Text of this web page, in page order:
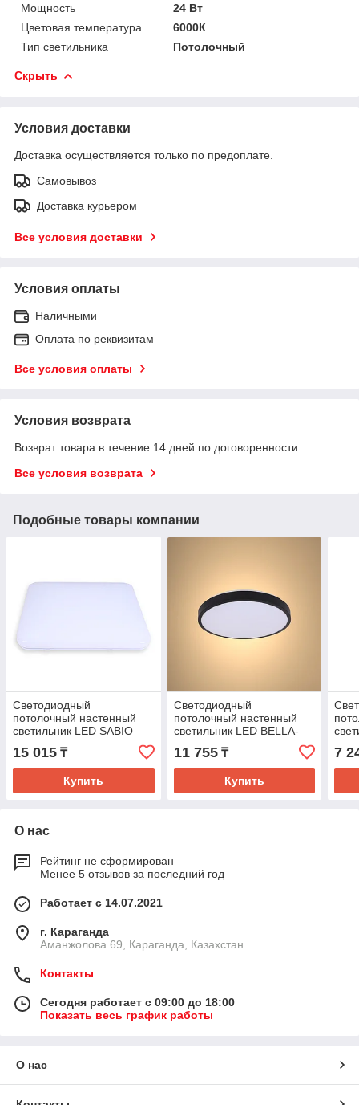
Мощность
24 Вт
Цветовая температура
6000К
Тип светильника
Потолочный
Скрыть
Условия доставки
Доставка осуществляется только по предоплате.
Самовывоз
Доставка курьером
Все условия доставки
Условия оплаты
Наличными
Оплата по реквизитам
Все условия оплаты
Условия возврата
Возврат товара в течение 14 дней по договоренности
Все условия возврата
Подобные товары компании
Светодиодный
потолочный настенный
светильник LED SABIO
48W4000K
15 015 ₸
Купить
Светодиодный
потолочный настенный
светильник LED BELLA-
Frame 36W BLACK 4000K
11 755₸
Купить
7
О нас
Рейтинг не сформирован
Менее 5 отзывов за последний год
Работает с 14.07.2021
г. Караганда
Аманжолова 69, Караганда, Казахстан
Контакты
Сегодня работает с 09:00 до 18:00
Показать весь график работы
О нас